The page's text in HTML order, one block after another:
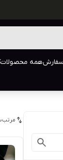
همه محصولات